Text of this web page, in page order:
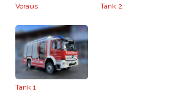
Voraus Tank 2
Tank 1